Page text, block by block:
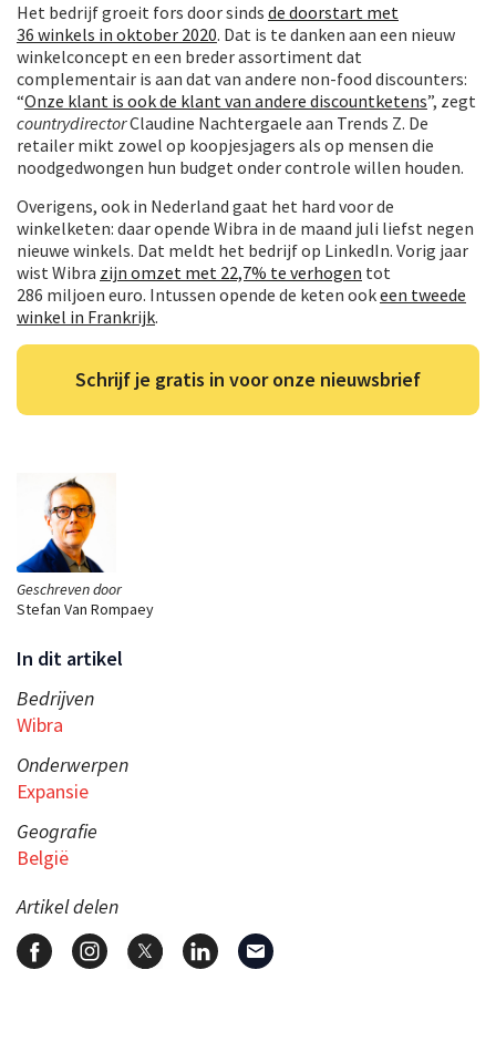
Geschreven door
Stefan Van Rompaey
In dit artikel
Bedrijven
Wibra
Onderwerpen
Expansie
Geografie
België
Artikel delen
Het bedrijf groeit fors door sinds de doorstart met
36 winkels in oktober 2020. Dat is te danken aan een nieuw
winkelconcept en een breder assortiment dat
complementair is aan dat van andere non-food discounters:
“Onze klant is ook de klant van andere discountketens”, zegt
countrydirectorClaudine Nachtergaele aan Trends Z. De
retailer mikt zowel op koopjesjagers als op mensen die
noodgedwongen hun budget onder controle willen houden.
Overigens, ook in Nederland gaat het hard voor de
winkelketen: daar opende Wibra in de maand juli liefst negen
nieuwe winkels. Dat meldt het bedrijf op LinkedIn. Vorig jaar
wist Wibra zijn omzet met 22,7% te verhogen tot
286 miljoen euro. Intussen opende de keten ookeen tweede
winkel in Frankrijk.
Schrijf je gratis in voor onze nieuwsbrief